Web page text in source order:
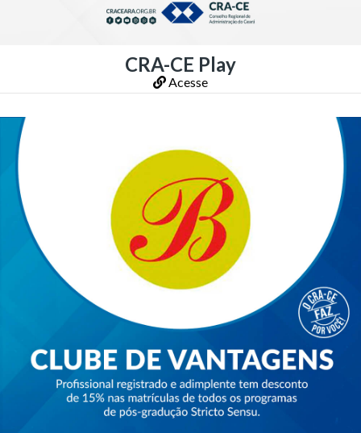
CRA-CE Play
Acesse